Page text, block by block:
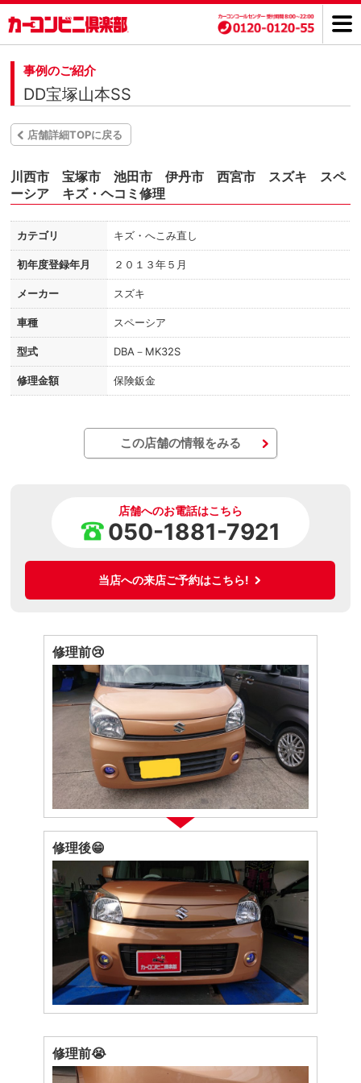
事例のご紹介
DD宝塚山本SS
店舗詳細TOPに戻る
川西市 宝塚市 池田市 伊丹市 西宮市 スズキ スペ
ーシア キズ・ヘコミ修理
カテゴリ キズ・へこみ直し
初年度登録年月 ２０１３年５月
メーカー スズキ
車種 スペーシア
型式 DBA－MK32S
修理金額 保険鈑金
この店舗の情報をみる
店舗へのお電話はこちら
050-1881-7921
当店への来店ご予約はこちら!
修理前😢
修理後😁
修理前😭